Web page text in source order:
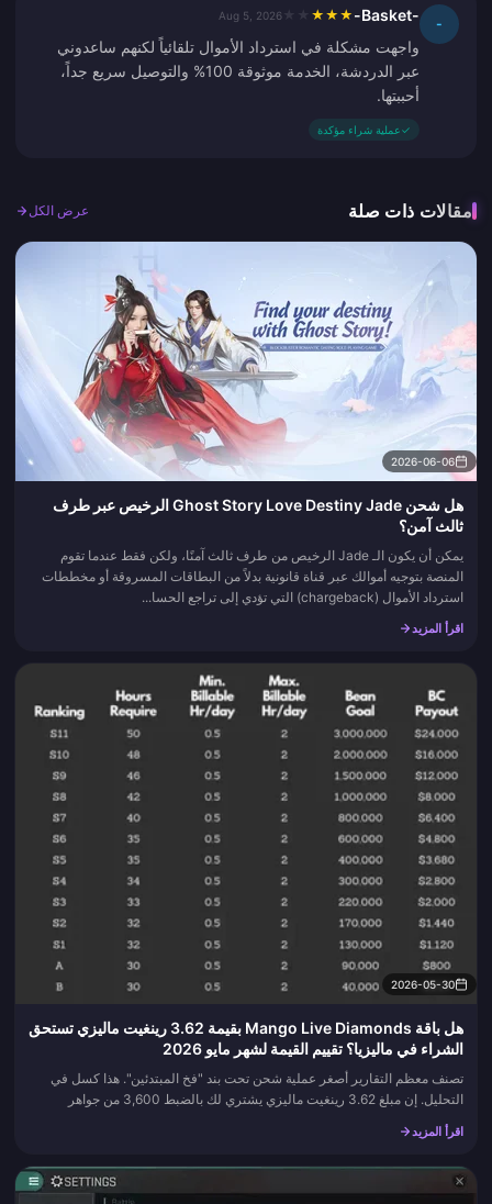
-
-Basket-
★
★
★
Aug 5, 2026
واجهت مشكلة في استرداد الأموال تلقائياً لكنهم ساعدوني
عبر الدردشة، الخدمة موثوقة 100% والتوصيل سريع جداً،
أحببتها.
✓عملية شراء مؤكدة
مقالات ذات صلة عرض الكل
2026-06-06
هل شحن Ghost Story Love Destiny Jade الرخيص عبر طرف
ثالث آمن؟
يمكن أن يكون الـ Jade الرخيص من طرف ثالث آمنًا، ولكن فقط عندما تقوم
المنصة بتوجيه أموالك عبر قناة قانونية بدلاً من البطاقات المسروقة أو مخططات
استرداد الأموال (chargeback) التي تؤدي إلى تراجع الحسا...
اقرأ المزيد
2026-05-30
هل باقة Mango Live Diamonds بقيمة 3.62 رينغيت ماليزي تستحق
الشراء في ماليزيا؟ تقييم القيمة لشهر مايو 2026
تصنف معظم التقارير أصغر عملية شحن تحت بند "فخ المبتدئين". هذا كسل في
التحليل. إن مبلغ 3.62 رينغيت ماليزي يشتري لك بالضبط 3,600 من جواهر
اقرأ المزيد